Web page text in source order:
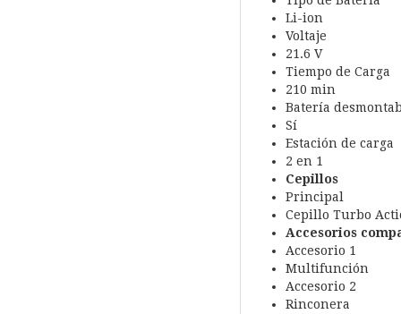
Li-ion
Voltaje
21.6 V
Tiempo de Carga
210 min
Batería
Sí
Estación de carga
2 en 1
Cepillos
Principal
Cepillo Turbo
Accesorios
Accesorio 1
Multifunción
Accesorio 2
Rinconera